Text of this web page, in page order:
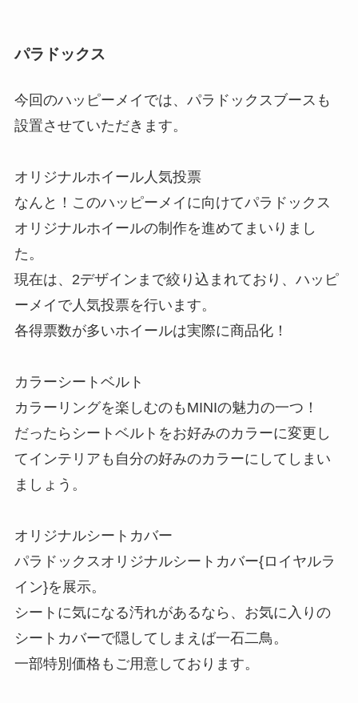
パラドックス
今回のハッピーメイでは、パラドックスブースも
設置させていただきます。
オリジナルホイール人気投票
なんと！このハッピーメイに向けてパラドックス
オリジナルホイールの制作を進めてまいりまし
た。
現在は、2デザインまで絞り込まれており、ハッピ
ーメイで人気投票を行います。
各得票数が多いホイールは実際に商品化！
カラーシートベルト
カラーリングを楽しむのもMINIの魅力の一つ！
だったらシートベルトをお好みのカラーに変更し
てインテリアも自分の好みのカラーにしてしまい
ましょう。
オリジナルシートカバー
パラドックスオリジナルシートカバー{ロイヤルラ
イン}を展示。
シートに気になる汚れがあるなら、お気に入りの
シートカバーで隠してしまえば一石二鳥。
一部特別価格もご用意しております。